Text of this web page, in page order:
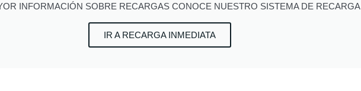
INFORMACIÓN SOBRE RECARGAS CONOCE NUESTRO SISTEMA DE RECARGA
IR A RECARGA INMEDIATA